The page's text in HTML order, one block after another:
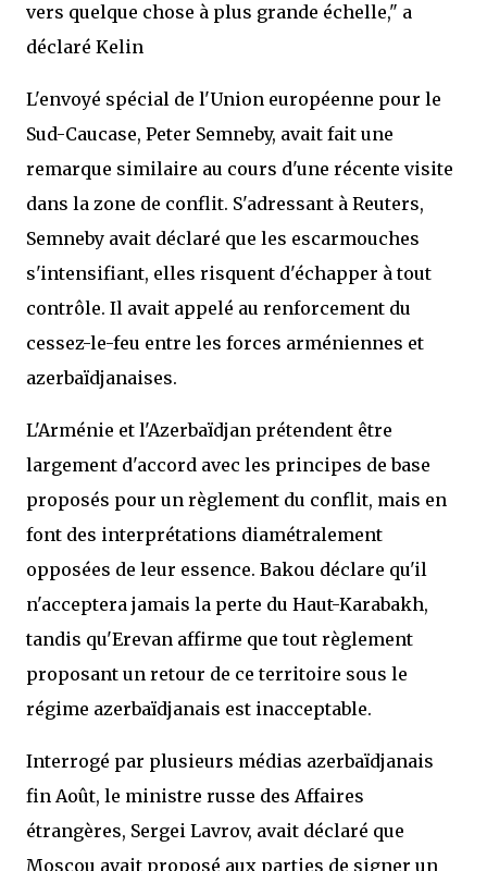
vers quelque chose à plus grande échelle," a
déclaré Kelin
L'envoyé spécial de l'Union européenne pour le
Sud-Caucase, Peter Semneby, avait fait une
remarque similaire au cours d'une récente visite
dans la zone de conflit. S'adressant à Reuters,
Semneby avait déclaré que les escarmouches
s'intensifiant, elles risquent d'échapper à tout
contrôle. Il avait appelé au renforcement du
cessez-le-feu entre les forces arméniennes et
azerbaïdjanaises.
L'Arménie et l'Azerbaïdjan prétendent être
largement d'accord avec les principes de base
proposés pour un règlement du conflit, mais en
font des interprétations diamétralement
opposées de leur essence. Bakou déclare qu'il
n'acceptera jamais la perte du Haut-Karabakh,
tandis qu'Erevan affirme que tout règlement
proposant un retour de ce territoire sous le
régime azerbaïdjanais est inacceptable.
Interrogé par plusieurs médias azerbaïdjanais
fin Août, le ministre russe des Affaires
étrangères, Sergei Lavrov, avait déclaré que
Moscou avait proposé aux parties de signer un